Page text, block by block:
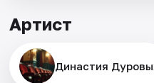
Артист
Династия